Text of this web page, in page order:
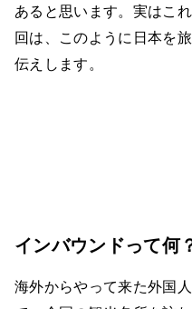
あると思います。実はこ
回は、このように日本を
伝えします。
インバウンドって何
海外からやって来た外国